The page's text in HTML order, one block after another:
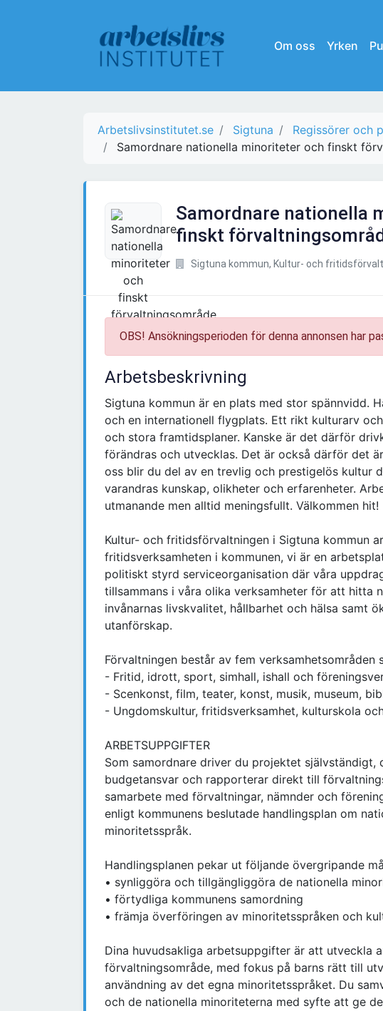
Om oss Yrken
Arbetslivsinstitutet.se Sigtuna
Regissörer och
Samordnare nationella minoriteter och finskt
Samordnare nationella
finskt
Sigtuna kommun, Kultur- och
OBS! Ansökningsperioden för denna annonsen har
Arbetsbeskrivning
Sigtuna kommun är en plats med stor spännvidd.
och en internationell flygplats. Ett rikt kulturarv
och stora framtidsplaner. Kanske är det därför
förändras och utvecklas. Det är också därför det
oss blir du del av en trevlig och prestigelös kultur
varandras kunskap, olikheter och erfarenheter.
utmanande men alltid meningsfullt. Välkommen hit!
Kultur- och fritidsförvaltningen i Sigtuna kommun
fritidsverksamheten i kommunen, vi är en
politiskt styrd serviceorganisation där våra
tillsammans i våra olika verksamheter för att hitta
invånarnas livskvalitet, hållbarhet och hälsa samt
utanförskap.
Förvaltningen består av fem verksamhetsområden
- Fritid, idrott, sport, simhall, ishall och
- Scenkonst, film, teater, konst, musik, museum,
- Ungdomskultur, fritidsverksamhet, kulturskola
ARBETSUPPGIFTER
Som samordnare driver du projektet självständigt,
budgetansvar och rapporterar direkt till
samarbete med förvaltningar, nämnder och
enligt kommunens beslutade handlingsplan om
minoritetsspråk.
Handlingsplanen pekar ut följande övergripande
• synliggöra och tillgängliggöra de nationella
• förtydliga kommunens samordning
• främja överföringen av minoritetsspråken och
Dina huvudsakliga arbetsuppgifter är att utveckla
förvaltningsområde, med fokus på barns rätt till
användning av det egna minoritetsspråket. Du
och de nationella minoriteterna med syfte att ge